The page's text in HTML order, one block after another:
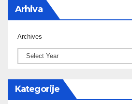
Arhiva
Archives
Kategorije